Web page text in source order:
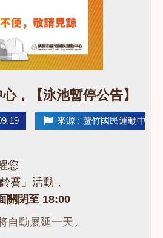
，【泳池暫停公告】
來源 : 蘆竹國民運動中心
您
賽」活動，
關閉至 18:00
動展延一天。